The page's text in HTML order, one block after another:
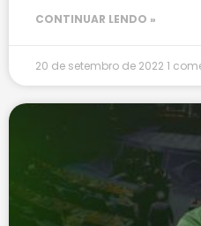
CONTINUAR LENDO »
20 de setembro de 2022 1